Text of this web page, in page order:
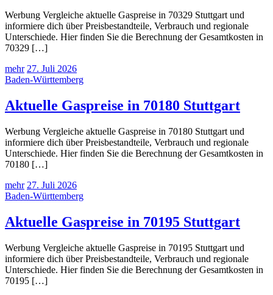
Werbung Vergleiche aktuelle Gaspreise in 70329 Stuttgart und
informiere dich über Preisbestandteile, Verbrauch und regionale
Unterschiede. Hier finden Sie die Berechnung der Gesamtkosten in
70329 […]
mehr 27. Juli 2026
Baden-Württemberg
Aktuelle Gaspreise in 70180 Stuttgart
Werbung Vergleiche aktuelle Gaspreise in 70180 Stuttgart und
informiere dich über Preisbestandteile, Verbrauch und regionale
Unterschiede. Hier finden Sie die Berechnung der Gesamtkosten in
70180 […]
mehr 27. Juli 2026
Baden-Württemberg
Aktuelle Gaspreise in 70195 Stuttgart
Werbung Vergleiche aktuelle Gaspreise in 70195 Stuttgart und
informiere dich über Preisbestandteile, Verbrauch und regionale
Unterschiede. Hier finden Sie die Berechnung der Gesamtkosten in
70195 […]